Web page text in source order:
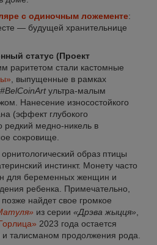
с одиночным ложементе:
— будущей хранительнице
статус (Проект
раритетом стали кастомные
, выпущенные в рамках
#BelCoinArtультра-малым
Нанесение износостойкого
(эффект глубокого
редкий медно-никель в
сокровище.
образ птицы
инстинкт. Монету часто
для беременных женщин и
ребенка. Примечательно,
найдет свое громкое
из серии «Дрэва жыцця»
2023 года остается
талисманом продолжения рода.